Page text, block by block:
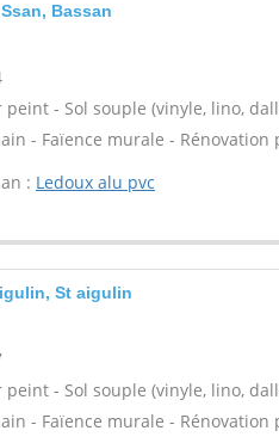
Bassan
- Sol souple (vinyle, lino,
- Faïence murale -
: Ledoux alu pvc
St aigulin
- Sol souple (vinyle, lino,
- Faïence murale -